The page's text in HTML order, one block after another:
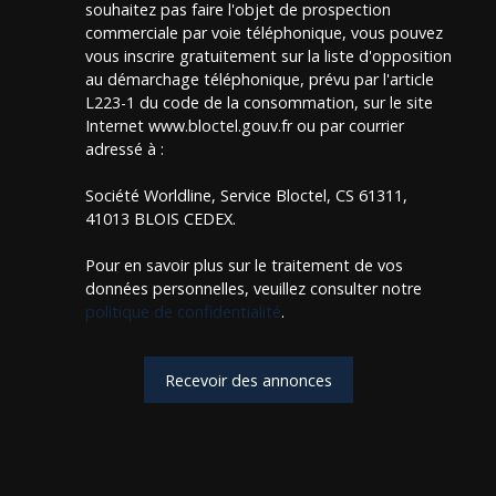
souhaitez pas faire l'objet de prospection
commerciale par voie téléphonique, vous pouvez
vous inscrire gratuitement sur la liste d'opposition
au démarchage téléphonique, prévu par l'article
L223-1 du code de la consommation, sur le site
Internet www.bloctel.gouv.fr ou par courrier
adressé à :
Société Worldline, Service Bloctel, CS 61311,
41013 BLOIS CEDEX.
Pour en savoir plus sur le traitement de vos
données personnelles, veuillez consulter notre
politique de confidentialité.
Recevoir des annonces